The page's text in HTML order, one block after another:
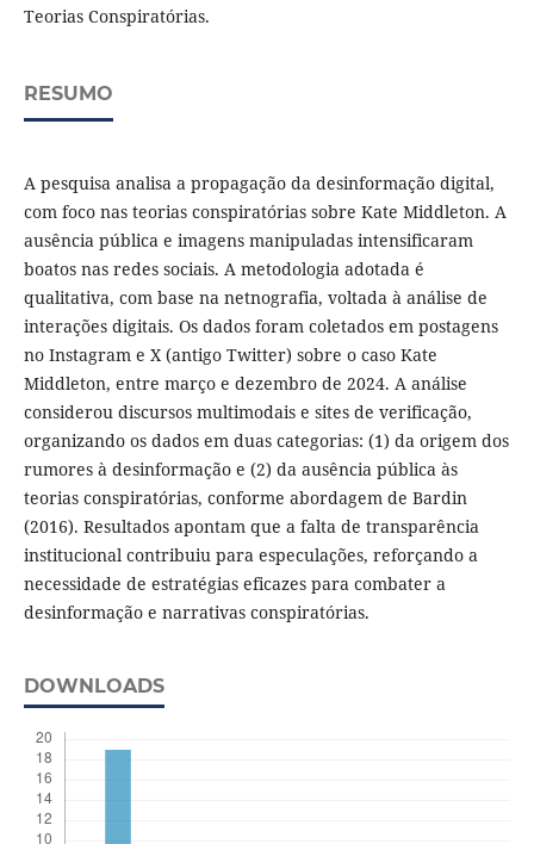
Teorias Conspiratórias.
RESUMO
A pesquisa analisa a propagação da desinformação digital,
com foco nas teorias conspiratórias sobre Kate Middleton. A
ausência pública e imagens manipuladas intensificaram
boatos nas redes sociais. A metodologia adotada é
qualitativa, com base na netnografia, voltada à análise de
interações digitais. Os dados foram coletados em postagens
no Instagram e X (antigo Twitter) sobre o caso Kate
Middleton, entre março e dezembro de 2024. A análise
considerou discursos multimodais e sites de verificação,
organizando os dados em duas categorias: (1) da origem dos
rumores à desinformação e (2) da ausência pública às
teorias conspiratórias, conforme abordagem de Bardin
(2016). Resultados apontam que a falta de transparência
institucional contribuiu para especulações, reforçando a
necessidade de estratégias eficazes para combater a
desinformação e narrativas conspiratórias.
DOWNLOADS